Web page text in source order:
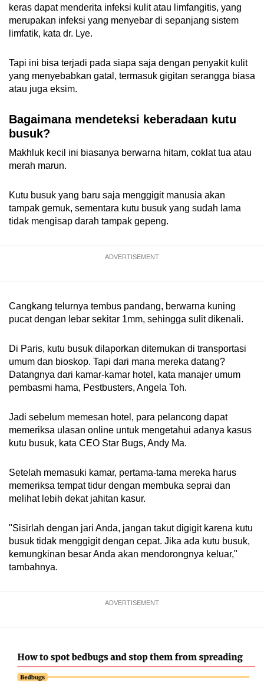
keras dapat menderita infeksi kulit atau limfangitis, yang
merupakan infeksi yang menyebar di sepanjang sistem
limfatik, kata dr. Lye.
Tapi ini bisa terjadi pada siapa saja dengan penyakit kulit
yang menyebabkan gatal, termasuk gigitan serangga biasa
atau juga eksim.
Bagaimana mendeteksi keberadaan kutu
busuk?
Makhluk kecil ini biasanya berwarna hitam, coklat tua atau
merah marun.
Kutu busuk yang baru saja menggigit manusia akan
tampak gemuk, sementara kutu busuk yang sudah lama
tidak mengisap darah tampak gepeng.
ADVERTISEMENT
Cangkang telurnya tembus pandang, berwarna kuning
pucat dengan lebar sekitar 1mm, sehingga sulit dikenali.
Di Paris, kutu busuk dilaporkan ditemukan di transportasi
umum dan bioskop. Tapi dari mana mereka datang?
Datangnya dari kamar-kamar hotel, kata manajer umum
pembasmi hama, Pestbusters, Angela Toh.
Jadi sebelum memesan hotel, para pelancong dapat
memeriksa ulasan online untuk mengetahui adanya kasus
kutu busuk, kata CEO Star Bugs, Andy Ma.
Setelah memasuki kamar, pertama-tama mereka harus
memeriksa tempat tidur dengan membuka seprai dan
melihat lebih dekat jahitan kasur.
"Sisirlah dengan jari Anda, jangan takut digigit karena kutu
busuk tidak menggigit dengan cepat. Jika ada kutu busuk,
kemungkinan besar Anda akan mendorongnya keluar,"
tambahnya.
ADVERTISEMENT